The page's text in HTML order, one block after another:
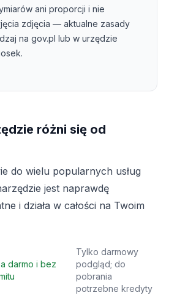
ani proporcji i nie
zdjęcia — aktualne zasady
na gov.pl lub w urzędzie
różni się od
do wielu popularnych usług
jest naprawdę
i działa w całości na Twoim
darmo i bez
Tylko darmowy
podgląd; do
pobrania
potrzebne kredyty